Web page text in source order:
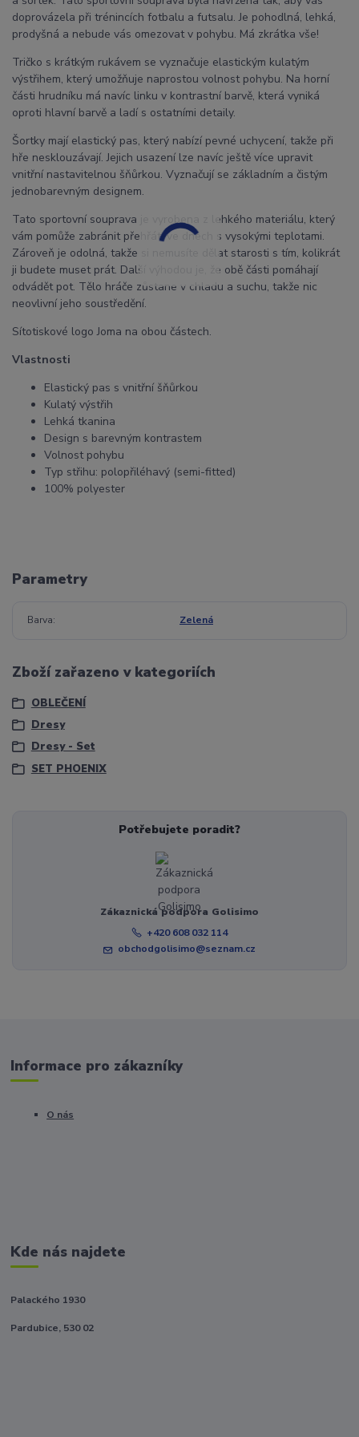
doprovázela při trénincích fotbalu a futsalu. Je pohodlná, lehká,
prodyšná a nebude vás omezovat v pohybu. Má zkrátka vše!
Tričko s krátkým rukávem se vyznačuje elastickým kulatým
výstřihem, který umožňuje naprostou volnost pohybu. Na horní
části hrudníku má navíc linku v kontrastní barvě, která vyniká
oproti hlavní barvě a ladí s ostatními detaily.
Šortky mají elastický pas, který nabízí pevné uchycení, takže při
hře nesklouzávají. Jejich usazení lze navíc ještě více upravit
vnitřní nastavitelnou šňůrkou. Vyznačují se základním a čistým
jednobarevným designem.
Tato sportovní souprava je vyrobena z lehkého materiálu, který
vám pomůže zabránit přehřátí ve dnech s vysokými teplotami.
Zároveň je odolná, takže si nemusíte dělat starosti s tím, kolikrát
ji budete muset prát. Další výhodou je, že obě části pomáhají
odvádět pot. Tělo hráče zůstane v chladu a suchu, takže nic
neovlivní jeho soustředění.
Sítotiskové logo Joma na obou částech.
Vlastnosti
Elastický pas s vnitřní šňůrkou
Kulatý výstřih
Lehká tkanina
Design s barevným kontrastem
Volnost pohybu
Typ střihu: polopřiléhavý (semi-fitted)
100% polyester
Parametry
Barva Zelená
Zboží zařazeno v kategoriích
OBLEČENÍ
Dresy
Dresy - Set
SET PHOENIX
Potřebujete poradit?
Zákaznická podpora Golisimo
+420 608 032 114
obchodgolisimo@seznam.cz
Informace pro zákazníky
O nás
Kde nás najdete
Palackého 1930
Pardubice, 530 02